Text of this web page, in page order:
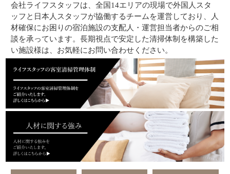
会社ライフスタッフは、全国14エリアの現場で外国人スタ
ッフと日本人スタッフが協働するチームを運営しており、人
材確保にお困りの宿泊施設の支配人・運営担当者からのご相
談を承っています。長期視点で安定した清掃体制を構築した
い施設様は、お気軽にお問い合わせください。